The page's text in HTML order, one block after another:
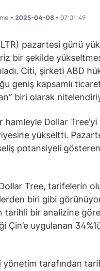
• 2025-04-08 • 07:01:49
pazartesi günü
bir şekilde
Citi, şirketi ABD
geniş kapsamlı
biri olarak
Dollar Tree’yi
yükseltti.
potansiyeli
Tree, tarifelerin
biri gibi
tarihli bir analizine göre
uygulanan
yönetim tarafından